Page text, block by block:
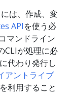
は、作成、変
APIを使う必
コマンドライン
CLIが処理に必
代わり発行し
アントライブ
利用すること